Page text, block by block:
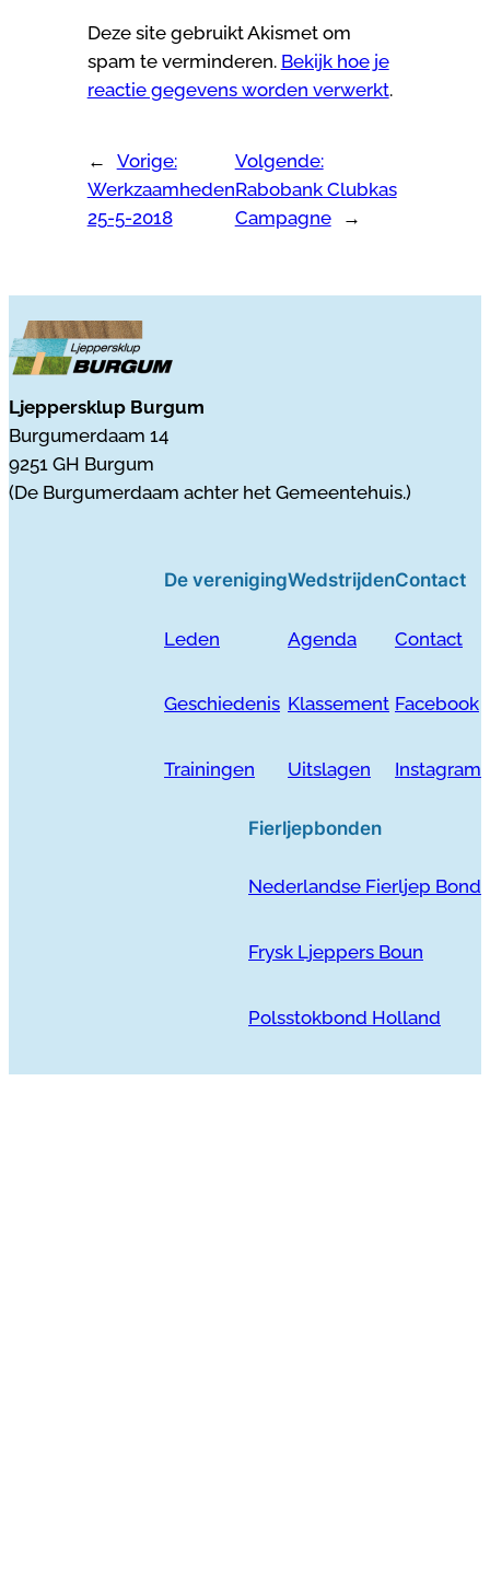
Deze site gebruikt Akismet om
spam te verminderen. Bekijk hoe je
reactie gegevens worden verwerkt.
←
Vorige:
Werkzaamheden
25-5-2018
Volgende:
Rabobank Clubkas
Campagne
→
Ljeppersklup Burgum
Burgumerdaam 14
9251 GH Burgum
(De Burgumerdaam achter het Gemeentehuis.)
De vereniging
Leden
Geschiedenis
Trainingen
Wedstrijden
Agenda
Klassement
Uitslagen
Contact
Contact
Facebook
Instagram
Fierljepbonden
Nederlandse Fierljep Bond
Frysk Ljeppers Boun
Polsstokbond Holland